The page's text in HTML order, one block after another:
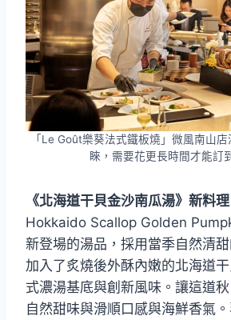
「Le Goût樂葵法式鐵板燒」微風南山
睞，需要花更長時間才能訂
《北海道干貝金沙南瓜湯》新料理
Hokkaido Scallop Golden
新登場的湯品，採用當季自然清甜
加入了炙燒後外酥內嫩的北海道
式濃湯基底與創新風味。讓這道
自然甜味與滑順口感與海鮮香氣